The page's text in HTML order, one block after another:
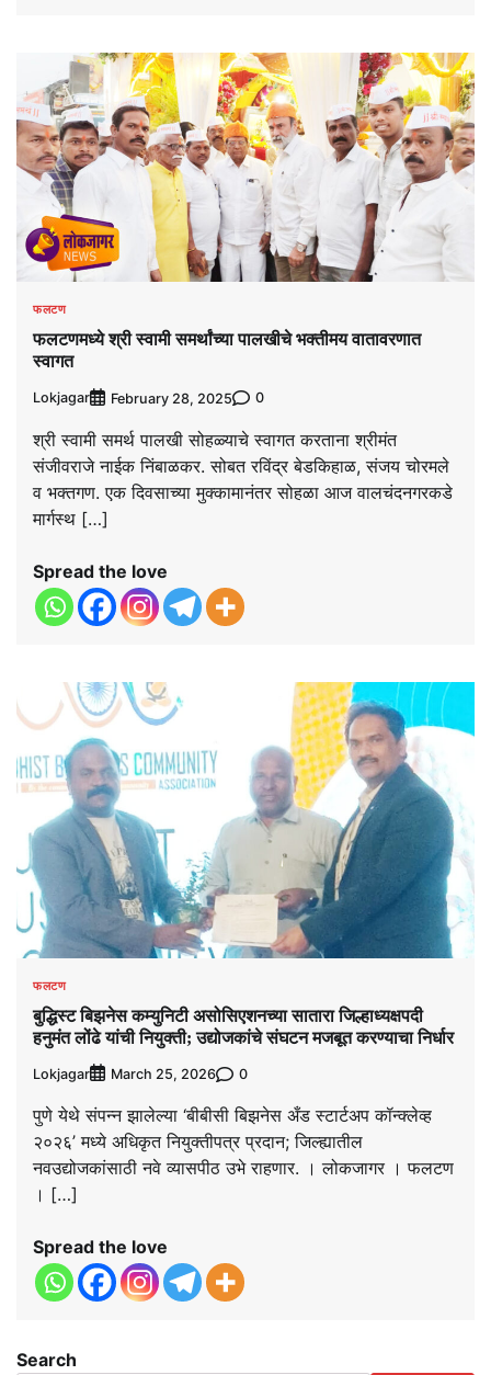
फलटण
फलटणमध्ये श्री स्वामी समर्थांच्या पालखीचे भक्तीमय वातावरणात
स्वागत
Lokjagar February 28, 2025 0
श्री स्वामी समर्थ पालखी सोहळ्याचे स्वागत करताना श्रीमंत
संजीवराजे नाईक निंबाळकर. सोबत रविंद्र बेडकिहाळ, संजय चोरमले
व भक्तगण. एक दिवसाच्या मुक्कामानंतर सोहळा आज वालचंदनगरकडे
मार्गस्थ […]
Spread the love
फलटण
बुद्धिस्ट बिझनेस कम्युनिटी असोसिएशनच्या सातारा जिल्हाध्यक्षपदी
हनुमंत लोंढे यांची नियुक्ती; उद्योजकांचे संघटन मजबूत करण्याचा निर्धार
Lokjagar March 25, 2026 0
पुणे येथे संपन्न झालेल्या ‘बीबीसी बिझनेस अँड स्टार्टअप कॉन्क्लेव्ह
२०२६’ मध्ये अधिकृत नियुक्तीपत्र प्रदान; जिल्ह्यातील
नवउद्योजकांसाठी नवे व्यासपीठ उभे राहणार. । लोकजागर । फलटण
। […]
Spread the love
Search